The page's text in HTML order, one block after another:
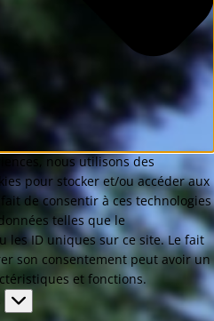
nous utilisons des
pour stocker et/ou accéder aux
de consentir à ces technologies
telles que le
les ID uniques sur ce site. Le fait
son consentement peut avoir un
et fonctions.